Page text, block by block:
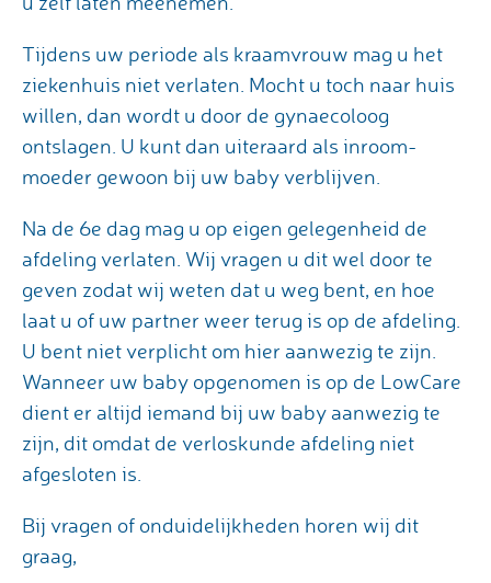
Tijdens uw periode als kraamvrouw mag u het
ziekenhuis niet verlaten. Mocht u toch naar huis
willen, dan wordt u door de gynaecoloog
ontslagen. U kunt dan uiteraard als inroom-
moeder gewoon bij uw baby verblijven.
Na de 6e dag mag u op eigen gelegenheid de
afdeling verlaten. Wij vragen u dit wel door te
geven zodat wij weten dat u weg bent, en hoe
laat u of uw partner weer terug is op de afdeling.
U bent niet verplicht om hier aanwezig te zijn.
Wanneer uw baby opgenomen is op de LowCare
dient er altijd iemand bij uw baby aanwezig te
zijn, dit omdat de verloskunde afdeling niet
afgesloten is.
Bij vragen of onduidelijkheden horen wij dit
graag,